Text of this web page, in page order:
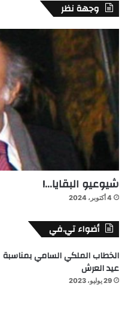
وجهة نظر
شيوعيو البقايا…!
4 أكتوبر، 2024
أضواء تي.في
الخطاب الملكي السامي بمناسبة
عيد العرش
29 يوليو، 2023